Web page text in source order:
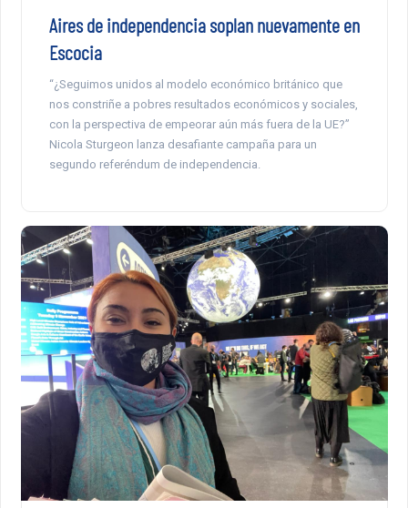
Aires de independencia soplan nuevamente en
Escocia
“¿Seguimos unidos al modelo económico británico que
nos constriñe a pobres resultados económicos y sociales,
con la perspectiva de empeorar aún más fuera de la UE?”
Nicola Sturgeon lanza desafiante campaña para un
segundo referéndum de independencia.